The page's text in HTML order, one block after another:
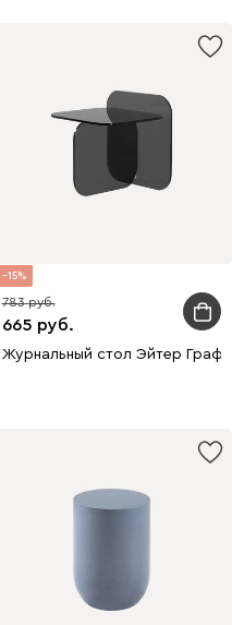
натуральный
15
665
783
Журнальный стол Эйтер